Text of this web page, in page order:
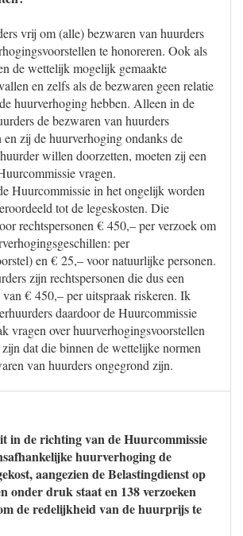
vrij om (alle) bezwaren van huurders
te honoreren. Ook als
de wettelijk mogelijk gemaakte
en zelfs als de bezwaren geen relatie
huurverhoging hebben. Alleen in de
de bezwaren van huurders
en zij de huurverhoging ondanks de
willen doorzetten, moeten zij een
vragen.
Huurcommissie in het ongelijk worden
tot de legeskosten. Die
rechtspersonen € 450,– per verzoek om
per
en € 25,– voor natuurlijke personen.
zijn rechtspersonen die dus een
€ 450,– per uitspraak riskeren. Ik
daardoor de Huurcommissie
vragen over huurverhogingsvoorstellen
dat die binnen de wettelijke normen
van huurders ongegrond zijn.
in de richting van de Huurcommissie
huurverhoging de
aangezien de Belastingdienst op
onder druk staat en 138 verzoeken
de redelijkheid van de huurprijs te